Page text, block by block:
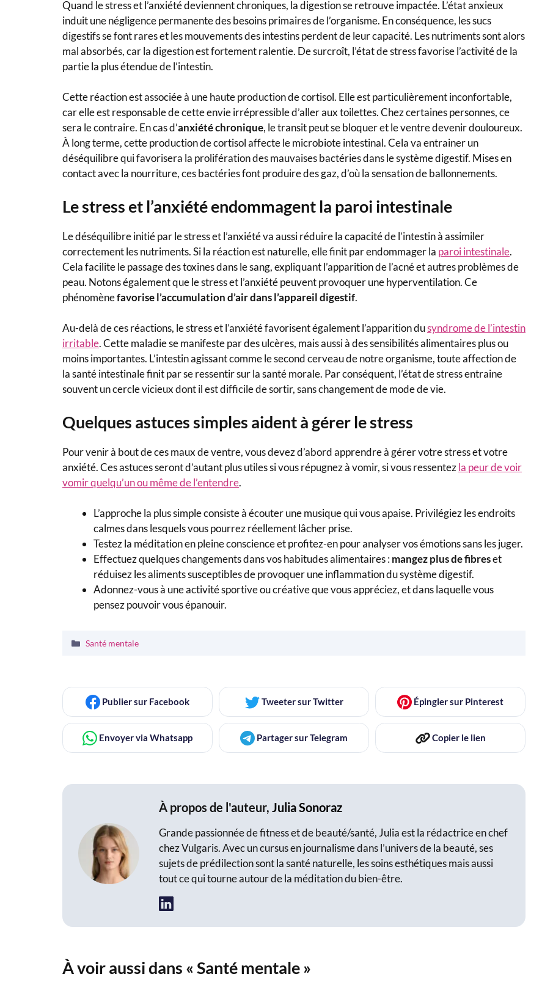
Quand le stress et l’anxiété deviennent chroniques, la digestion se retrouve impactée. L’état anxieux
induit une négligence permanente des besoins primaires de l’organisme. En conséquence, les sucs
digestifs se font rares et les mouvements des intestins perdent de leur capacité. Les nutriments sont alors
mal absorbés, car la digestion est fortement ralentie. De surcroît, l’état de stress favorise l’activité de la
partie la plus étendue de l’intestin.
Cette réaction est associée à une haute production de cortisol. Elle est particulièrement inconfortable,
car elle est responsable de cette envie irrépressible d’aller aux toilettes. Chez certaines personnes, ce
sera le contraire. En cas d’anxiété chronique, le transit peut se bloquer et le ventre devenir douloureux.
À long terme, cette production de cortisol affecte le microbiote intestinal. Cela va entrainer un
déséquilibre qui favorisera la prolifération des mauvaises bactéries dans le système digestif. Mises en
contact avec la nourriture, ces bactéries font produire des gaz, d’où la sensation de ballonnements.
Le stress et l’anxiété endommagent la paroi intestinale
Le déséquilibre initié par le stress et l’anxiété va aussi réduire la capacité de l’intestin à assimiler
correctement les nutriments. Si la réaction est naturelle, elle finit par endommager la paroi intestinale.
Cela facilite le passage des toxines dans le sang, expliquant l’apparition de l’acné et autres problèmes de
peau. Notons également que le stress et l’anxiété peuvent provoquer une hyperventilation. Ce
phénomènefavorise l’accumulation d’air dans l’appareil digestif.
Au-delà de ces réactions, le stress et l’anxiété favorisent également l’apparition dusyndrome de l’intestin
irritable. Cette maladie se manifeste par des ulcères, mais aussi à des sensibilités alimentaires plus ou
moins importantes. L’intestin agissant comme le second cerveau de notre organisme, toute affection de
la santé intestinale finit par se ressentir sur la santé morale. Par conséquent, l’état de stress entraine
souvent un cercle vicieux dont il est difficile de sortir, sans changement de mode de vie.
Quelques astuces simples aident à gérer le stress
Pour venir à bout de ces maux de ventre, vous devez d’abord apprendre à gérer votre stress et votre
anxiété. Ces astuces seront d’autant plus utiles si vous répugnez à vomir, si vous ressentezla peur de voir
vomir quelqu’un ou même de l’entendre.
L’approche la plus simple consiste à écouter une musique qui vous apaise. Privilégiez les endroits
calmes dans lesquels vous pourrez réellement lâcher prise.
Testez la méditation en pleine conscience et profitez-en pour analyser vos émotions sans les juger.
Effectuez quelques changements dans vos habitudes alimentaires : mangez plus de fibreset
réduisez les aliments susceptibles de provoquer une inflammation du système digestif.
Adonnez-vous à une activité sportive ou créative que vous appréciez, et dans laquelle vous
pensez pouvoir vous épanouir.
Catégories
Santé mentale
Publiersur Facebook Tweetersur Twitter Épinglersur Pinterest
Envoyervia Whatsapp Partagersur Telegram Copierle lien
À propos de l'auteur, Julia Sonoraz
Grande passionnée de fitness et de beauté/santé, Julia est la rédactrice en chef
chez Vulgaris. Avec un cursus en journalisme dans l’univers de la beauté, ses
sujets de prédilection sont la santé naturelle, les soins esthétiques mais aussi
tout ce qui tourne autour de la méditation du bien-être.
À voir aussi dans « Santé mentale »